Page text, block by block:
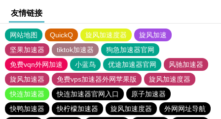
友情链接
网站地图 QuickQ 旋风加速度器
旋风加速
坚果加速器
tiktok加速器
狗急加速器官网
免费vqn外网加速
小蓝鸟 优途加速器官网
风驰加速器
旋风加速器
免费vps加速器外网苹果版
旋风加速度器
快连加速器
快连加速器官网入口
原子加速器
快鸭加速器
快柠檬加速器 旋风加速度器
外网网址导航